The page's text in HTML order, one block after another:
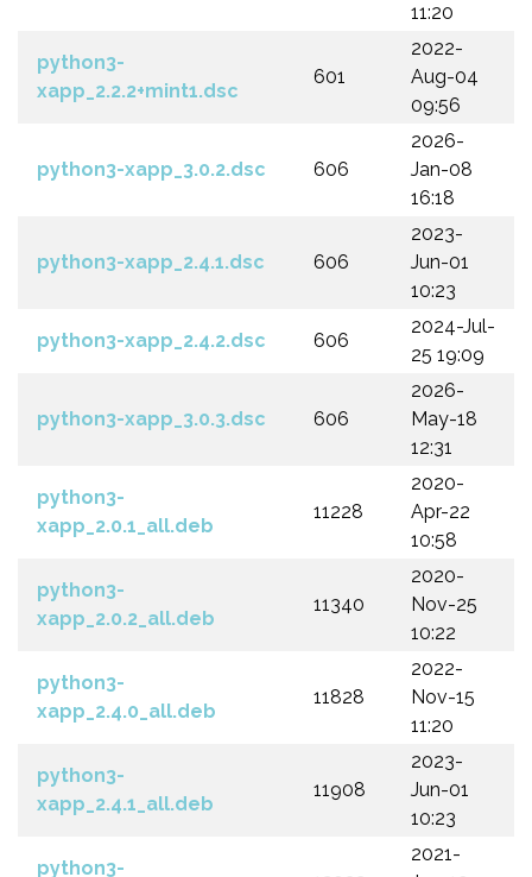
11:20
python3-
xapp_2.2.2+mint1.dsc
601
2022-
Aug-04
09:56
python3-xapp_3.0.2.dsc 606
2026-
Jan-08
16:18
python3-xapp_2.4.1.dsc 606
2023-
Jun-01
10:23
python3-xapp_2.4.2.dsc 606
2024-Jul-
25 19:09
python3-xapp_3.0.3.dsc 606
2026-
May-18
12:31
python3-
xapp_2.0.1_all.deb
11228
2020-
Apr-22
10:58
python3-
xapp_2.0.2_all.deb
11340
2020-
Nov-25
10:22
python3-
xapp_2.4.0_all.deb
11828
2022-
Nov-15
11:20
python3-
xapp_2.4.1_all.deb
11908
2023-
Jun-01
10:23
python3-
2021-